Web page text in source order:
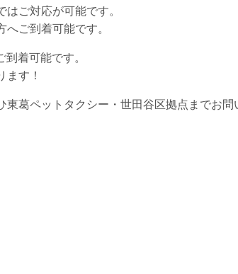
ご対応が可能です。
ご到着可能です。
着可能です。
ます！
葛ペットタクシー・世田谷区拠点までお問